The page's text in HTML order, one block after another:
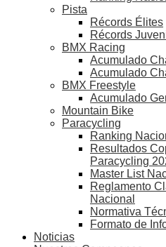
Pista
Récords Élites
Récords
BMX Racing
Acumulado
Acumulado
BMX Freestyle
Acumulado
Mountain Bike
Paracycling
Ranking
Resultados
Paracycling
Master List
Reglamento
Nacional
Normativa
Formato de
Noticias